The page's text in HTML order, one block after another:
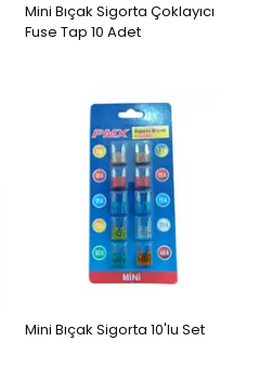
Mini Bıçak Sigorta Çoklayıcı
Fuse Tap 10 Adet
Mini Bıçak Sigorta 10'lu Set